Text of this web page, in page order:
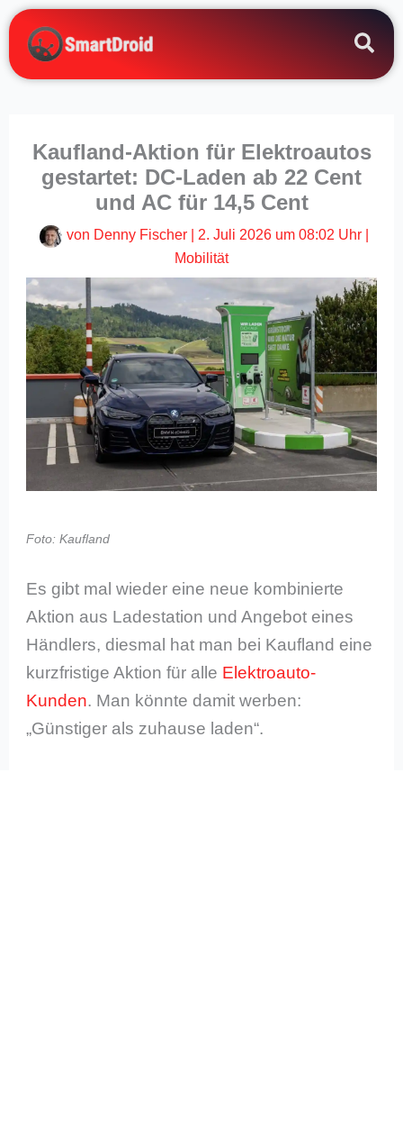
Zum
Inhalt
springen
Kaufland-Aktion für Elektroautos
gestartet: DC-Laden ab 22 Cent
und AC für 14,5 Cent
von Denny Fischer 2. Juli 2026 um 08:02 Uhr|
Mobilität
Foto: Kaufland
Es gibt mal wieder eine neue kombinierte
Aktion aus Ladestation und Angebot eines
Händlers, diesmal hat man bei Kaufland eine
kurzfristige Aktion für alle Elektroauto-
Kunden. Man könnte damit werben:
„Günstiger als zuhause laden“.